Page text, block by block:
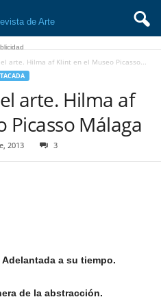
arte. Hilma af Klint en el Museo Picasso...
arte. Hilma af
Picasso Málaga
2013 3
a su tiempo.
de la abstracción.